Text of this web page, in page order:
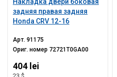
задняя правая задняя
Honda CRV 12-16
Арт.91175
Ориг. номер 72721T0GA00
404 lei